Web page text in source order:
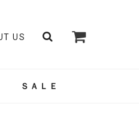
US
ＳＡＬＥ